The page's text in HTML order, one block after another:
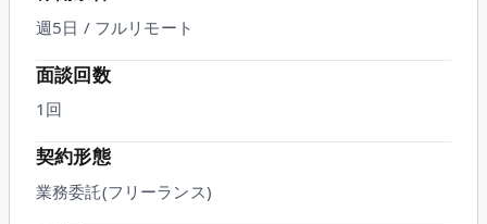
週5日 / フルリモート
面談回数
1 回
契約形態
業務委託(フリーランス)